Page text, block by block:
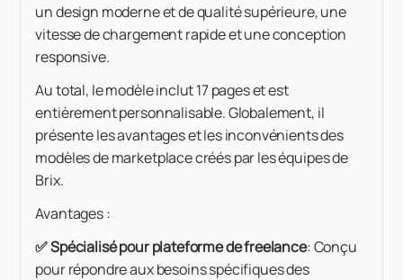
un design moderne et de qualité supérieure, une
vitesse de chargement rapide et une conception
responsive.
Au total, le modèle inclut 17 pages et est
entièrement personnalisable. Globalement, il
présente les avantages et les inconvénients des
modèles de marketplace créés par les équipes de
Brix.
Avantages :
✅ Spécialisé pour plateforme de freelance: Conçu
pour répondre aux besoins spécifiques des